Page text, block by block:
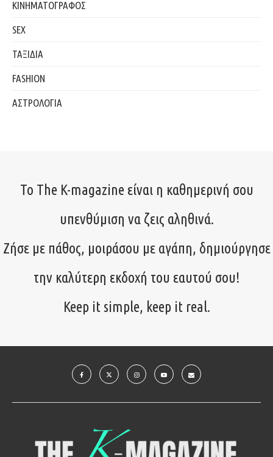
ΚΙΝΗΜΑΤΟΓΡΑΦΟΣ
SEX
ΤΑΞΙΔΙΑ
FASHION
ΑΣΤΡΟΛΟΓΙΑ
Το The K-magazine είναι η καθημερινή σου
υπενθύμιση να ζεις αληθινά.
Ζήσε με πάθος, μοιράσου με αγάπη, δημιούργησε
την καλύτερη εκδοχή του εαυτού σου!
Keep it simple, keep it real.